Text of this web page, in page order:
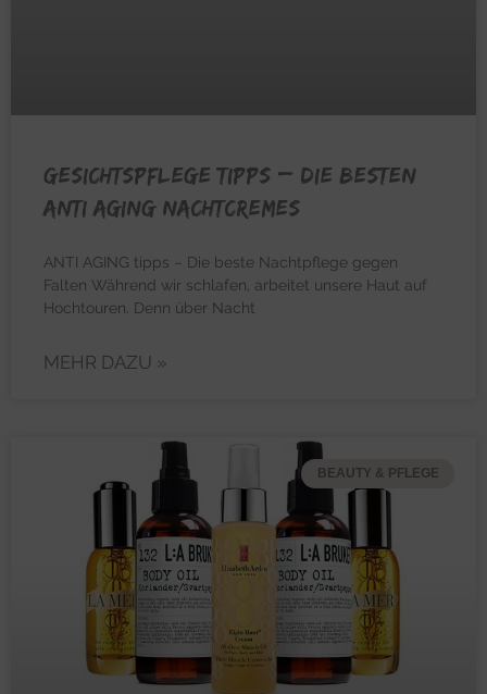
GESICHTSPFLEGE TIPPS – Die besten
Anti Aging Nachtcremes
ANTI AGING tipps – Die beste Nachtpflege gegen
Falten Während wir schlafen, arbeitet unsere Haut auf
Hochtouren. Denn über Nacht
MEHR DAZU »
BEAUTY & PFLEGE